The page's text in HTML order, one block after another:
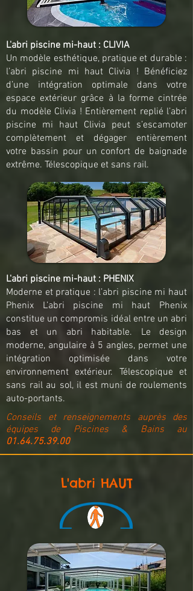
L'abri piscine mi-haut : CLIVIA
Un modèle esthétique, pratique et durable :
l’abri piscine mi haut Clivia ! Bénéficiez
d’une intégration optimale dans votre
espace extérieur grâce à la forme cintrée
du modèle Clivia ! Entièrement replié l’abri
piscine mi haut Clivia peut s’escamoter
complètement et dégager entièrement
votre bassin pour un confort de baignade
extrême. Télescopique et sans rail.
L'abri piscine mi-haut : PHENIX
Moderne et pratique : l’abri piscine mi haut
Phenix L’abri piscine mi haut Phenix
constitue un compromis idéal entre un abri
bas et un abri habitable. Le design
moderne, angulaire à 5 angles, permet une
intégration optimisée dans votre
environnement extérieur. Télescopique et
sans rail au sol, il est muni de roulements
auto-portants.
Conseils et renseignements auprès des
équipes de Piscines & Bains au
01.64.75.39.00
L'abri HAUT